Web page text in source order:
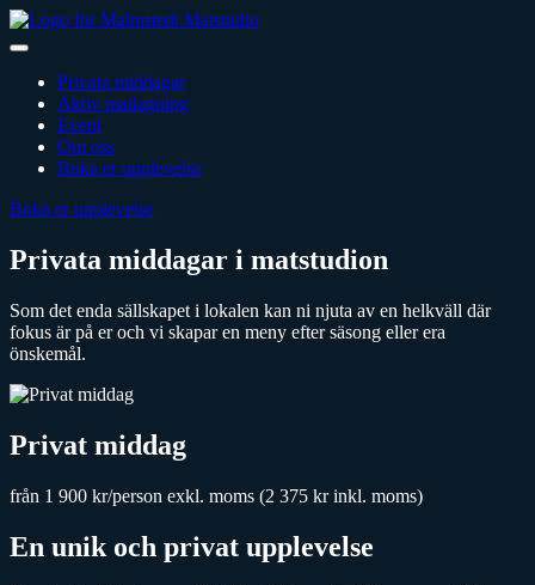
Hoppa
till
Öppna
Privata middagar
Aktiv matlagning
Event
Om oss
Boka er upplevelse
Boka er upplevelse
Privata middagar i matstudion
Som det enda sällskapet i lokalen kan ni njuta av en helkväll där
fokus är på er och vi skapar en meny efter säsong eller era
önskemål.
Privat middag
från 1 900 kr/person exkl. moms (2 375 kr inkl. moms)
En unik och privat upplevelse